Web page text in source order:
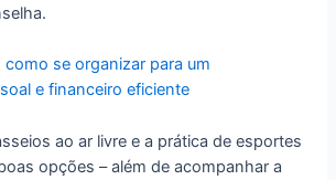
se organizar para um
e financeiro eficiente
ao ar livre e a prática de esportes
opções – além de acompanhar a